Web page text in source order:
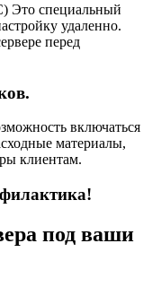
Это специальный
удаленно.
перед
включаться
материалы,
клиентам.
под ваши